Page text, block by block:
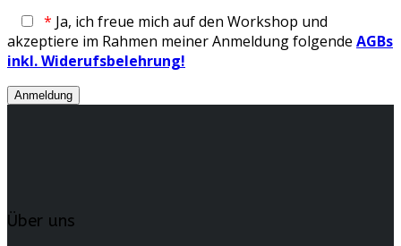
* Ja, ich freue mich auf den Workshop und
akzeptiere im Rahmen meiner Anmeldung folgende AGBs
inkl. Widerufsbelehrung!
Über uns